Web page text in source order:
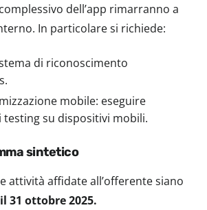
dell’app rimarranno a
In particolare si richiede:
di riconoscimento
mobile: eseguire
testing su dispositivi mobili.
sintetico
attività affidate all’offerente siano
il 31 ottobre 2025.